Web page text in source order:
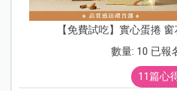
【免費試吃】實心蛋捲
數量: 10 已報
11篇心